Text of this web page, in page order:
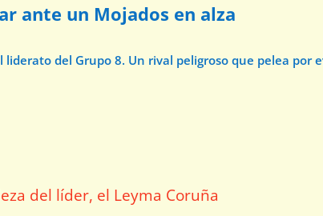
ante un Mojados en alza
del Grupo 8. Un rival peligroso que pelea por